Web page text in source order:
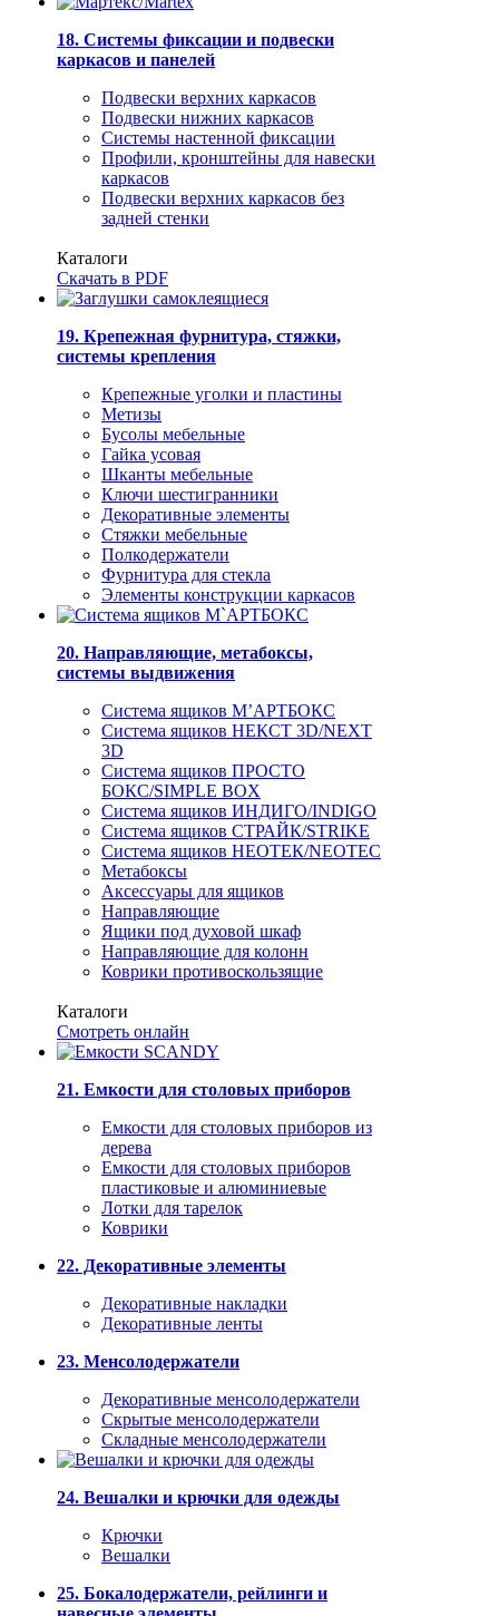
18. Системы фиксации и подвески
каркасов и панелей
Подвески верхних каркасов
Подвески нижних каркасов
Системы настенной фиксации
Профили, кронштейны для навески
каркасов
Подвески верхних каркасов без
задней стенки
Каталоги
Скачать в PDF
19. Крепежная фурнитура, стяжки,
системы крепления
Крепежные уголки и пластины
Метизы
Бусолы мебельные
Гайка усовая
Шканты мебельные
Ключи шестигранники
Декоративные элементы
Стяжки мебельные
Полкодержатели
Фурнитура для стекла
Элементы конструкции каркасов
20. Направляющие, метабоксы,
системы выдвижения
Система ящиков М’АРТБОКС
Система ящиков НЕКСТ 3D/NEXT
3D
Система ящиков ПРОСТО
БОКС/SIMPLE BOX
Система ящиков ИНДИГО/INDIGO
Система ящиков СТРАЙК/STRIKE
Система ящиков НЕОТЕК/NEOTEC
Метабоксы
Аксессуары для ящиков
Направляющие
Ящики под духовой шкаф
Направляющие для колонн
Коврики противоскользящие
Каталоги
Смотреть онлайн
21. Емкости для столовых приборов
Емкости для столовых приборов из
дерева
Емкости для столовых приборов
пластиковые и алюминиевые
Лотки для тарелок
Коврики
22. Декоративные элементы
Декоративные накладки
Декоративные ленты
23. Менсолодержатели
Декоративные менсолодержатели
Скрытые менсолодержатели
Складные менсолодержатели
24. Вешалки и крючки для одежды
Крючки
Вешалки
25. Бокалодержатели, рейлинги и